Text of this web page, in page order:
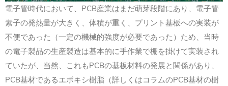
電子管時代において、PCB産業はまだ萌芽段階にあり、電子管
素子の発熱量が大きく、体積が重く、プリント基板への実装が
不便であった（一定の機械的強度が必要であった）ため、当時
の電子製品の生産製造は基本的に手作業で棚を掛けて実装され
ていたが、当然、これもPCBの基板材料の発展と関係があり、
PCB基材であるエポキシ樹脂（詳しくはコラムのPCB基材の樹